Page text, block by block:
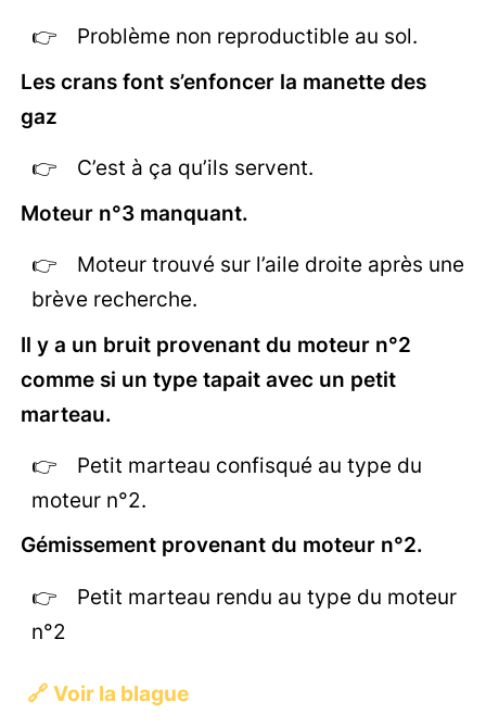
Problème non reproductible au sol.
Les crans font s’enfoncer la manette des
gaz
C’est à ça qu’ils servent.
Moteur n°3 manquant.
Moteur trouvé sur l’aile droite après une
brève recherche.
Il y a un bruit provenant du moteur n°2
comme si un type tapait avec un petit
marteau.
Petit marteau confisqué au type du
moteur n°2.
Gémissement provenant du moteur n°2.
Petit marteau rendu au type du moteur
n°2
🔗 Voir la blague